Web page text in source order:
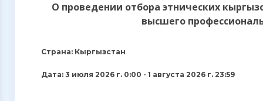
О проведении отбора этнических
высшего
Страна: Кыргызстан
Дата: 3 июля 2026 г. 0:00 - 1 августа 2026 г. 23:59